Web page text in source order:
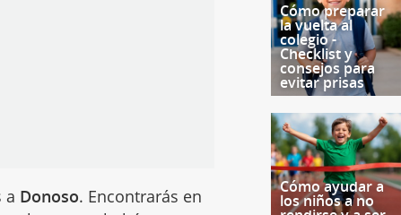
a Donoso. Encontrarás en
Cómo preparar
la vuelta al
colegio -
Checklist y
consejos para
evitar prisas
Cómo ayudar a
los niños a no